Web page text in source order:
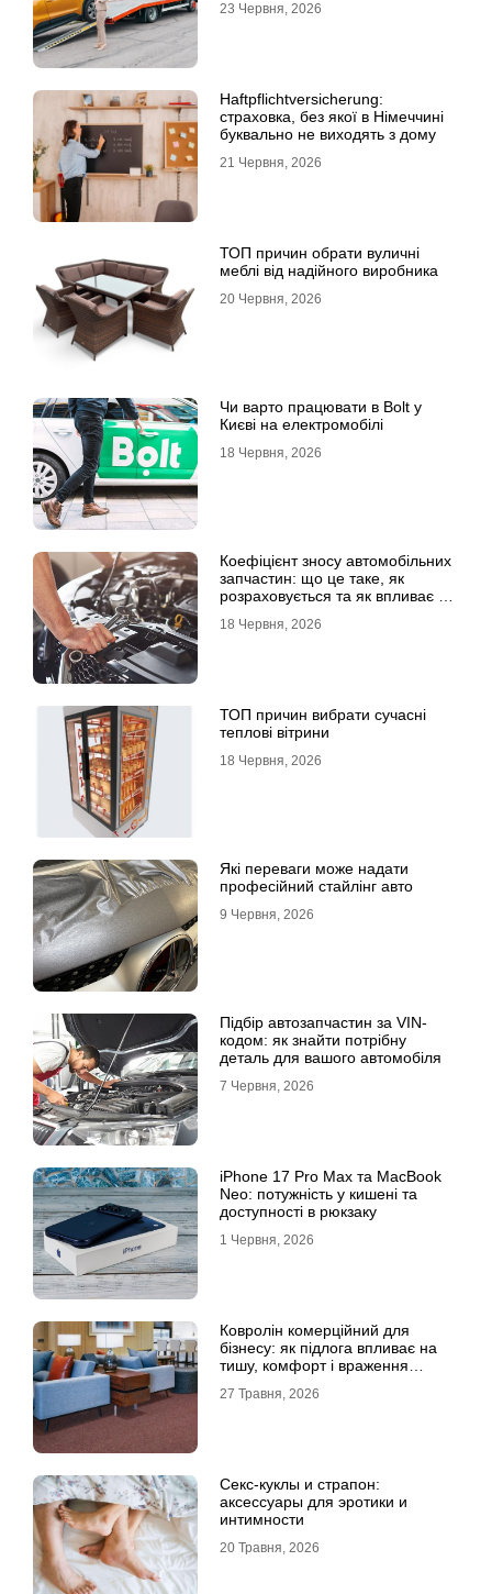
23 Червня, 2026
Haftpflichtversicherung:
страховка, без якої в Німеччині
буквально не виходять з дому
21 Червня, 2026
ТОП причин обрати вуличні
меблі від надійного виробника
20 Червня, 2026
Чи варто працювати в Bolt у
Києві на електромобілі
18 Червня, 2026
Коефіцієнт зносу автомобільних
запчастин: що це таке, як
розраховується та як впливає на
18 Червня, 2026
ТОП причин вибрати сучасні
теплові вітрини
18 Червня, 2026
Які переваги може надати
професійний стайлінг авто
9 Червня, 2026
Підбір автозапчастин за VIN-
кодом: як знайти потрібну
деталь для вашого автомобіля
7 Червня, 2026
iPhone 17 Pro Max та MacBook
Neo: потужність у кишені та
доступності в рюкзаку
1 Червня, 2026
Ковролін комерційний для
бізнесу: як підлога впливає на
тишу, комфорт і враження
27 Травня, 2026
Секс-куклы и страпон:
аксессуары для эротики и
интимности
20 Травня, 2026